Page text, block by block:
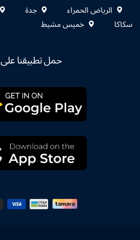
الرياض الحمراء جدة
سكاكا
خميس مشيط
حمل تطبيقنا على